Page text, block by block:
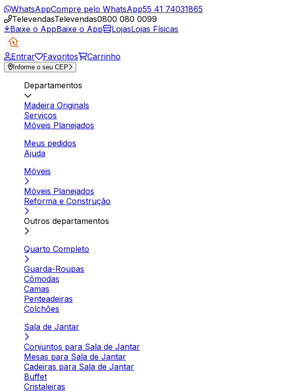
WhatsAppCompre pelo WhatsApp55 41 74031865
TelevendasTelevendas0800 080 0099
Baixe o AppBaixe o App LojasLojas Físicas
Entrar Favoritos Carrinho
Informe o seu CEP
Departamentos
Madeira Originals
Serviços
Móveis Planejados
Meus pedidos
Ajuda
Móveis
Móveis Planejados
Reforma e Construção
Outros departamentos
Quarto Completo
Guarda-Roupas
Cômodas
Camas
Penteadeiras
Colchões
Sala de Jantar
Conjuntos para Sala de Jantar
Mesas para Sala de Jantar
Cadeiras para Sala de Jantar
Buffet
Cristaleiras